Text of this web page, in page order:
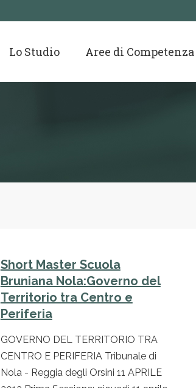
Lo Studio Aree di Competenza
Short Master Scuola
Bruniana Nola:Governo del
Territorio tra Centro e
Periferia
GOVERNO DEL TERRITORIO TRA
CENTRO E PERIFERIA Tribunale di
Nola - Reggia degli Orsini 11 APRILE